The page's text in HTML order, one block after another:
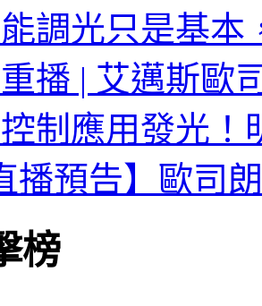
能調光只是基本
播 | 艾邁斯歐
制應用發光！
播預告】歐司
榜